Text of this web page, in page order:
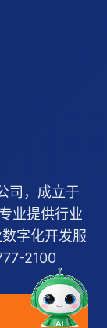
司，成立于
业提供行业
字化开发服
2100